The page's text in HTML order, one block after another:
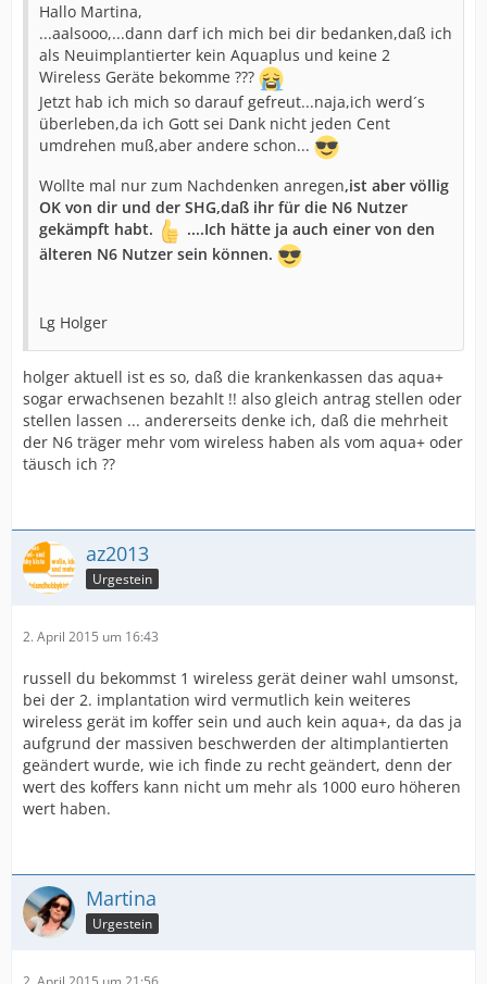
Hallo Martina,
...aalsooo,...dann darf ich mich bei dir bedanken,daß ich
als Neuimplantierter kein Aquaplus und keine 2
Wireless Geräte bekomme ???
Jetzt hab ich mich so darauf gefreut...naja,ich werd´s
überleben,da ich Gott sei Dank nicht jeden Cent
umdrehen muß,aber andere schon...
Wollte mal nur zum Nachdenken anregen,ist aber völlig
OK von dir und der SHG,daß ihr für die N6 Nutzer
gekämpft habt.
....Ich hätte ja auch einer von den
älteren N6 Nutzer sein können.
Lg Holger
holger aktuell ist es so, daß die krankenkassen das aqua+
sogar erwachsenen bezahlt !! also gleich antrag stellen oder
stellen lassen ... andererseits denke ich, daß die mehrheit
der N6 träger mehr vom wireless haben als vom aqua+ oder
täusch ich ??
az2013
Urgestein
2. April 2015 um 16:43
russell du bekommst 1 wireless gerät deiner wahl umsonst,
bei der 2. implantation wird vermutlich kein weiteres
wireless gerät im koffer sein und auch kein aqua+, da das ja
aufgrund der massiven beschwerden der altimplantierten
geändert wurde, wie ich finde zu recht geändert, denn der
wert des koffers kann nicht um mehr als 1000 euro höheren
wert haben.
Martina
Urgestein